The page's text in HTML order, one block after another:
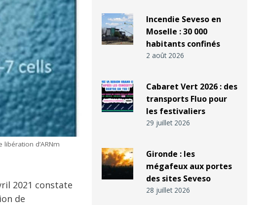
d’ARNm
2021 constate
de
Incendie Seveso en
Moselle : 30 000
habitants confinés
2 août 2026
Cabaret Vert 2026 : des
transports Fluo pour
les festivaliers
29 juillet 2026
Gironde : les
mégafeux aux portes
des sites Seveso
28 juillet 2026